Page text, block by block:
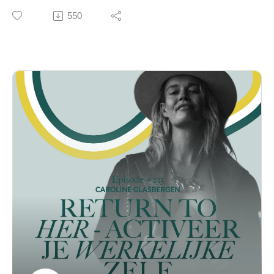
⋯⋯⋯⋯⋯⋯⋯⋯
leiderschapsprogramma The Accelerator
▶ Zet je eerste stap als authentieke leider met de NFL
Authentiek Leiderschapsbundel
▶ Schrijf je hier in voor onze (gratis) Masterclass
Authentiek Leiderschap
▶ Schrijf je hier in voor onze (gratis) Masterclass
▶ Bestel het NEW FEMALE LEADER boek
⋯⋯⋯⋯⋯⋯⋯⋯⋯⋯⋯⋯⋯⋯⋯⋯⋯⋯⋯⋯⋯⋯⋯⋯
⋯⋯⋯⋯⋯⋯⋯⋯
▶ Volg Caroline
InstagramLinkedIn
⋯⋯⋯⋯⋯⋯⋯⋯⋯⋯⋯⋯⋯⋯⋯⋯⋯⋯⋯⋯⋯⋯⋯⋯
eigenlijk? Volgens historica Nadia Bouras Phd. staat er
veel op het spel.
extremisme, politieke apathie en ondermijning van
democratische waarden.
Nadia spaart niemand – niet de politiek, niet de media,
niet het systeem – en benadrukt hoe belangrijk het is
dat wij als burgers wakker blijven, verantwoordelijkheid
nemen en durven kiezen voor radicale solidariteit. Ze
legt haarfijn uit hoe nationale en internationale
ontwikkelingen met elkaar verweven zijn, waarom het
koloniale verleden nog altijd doorwerkt, en wat het
betekent om mens te blijven in tijden van
onmenselijkheid.
Een indringend gesprek dat ons uitnodigt tot moedige
actie. Want zonder rechtsstaat en vrijheid voor
550